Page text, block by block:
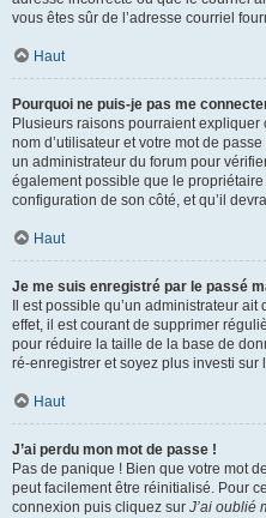
vous êtes sûr de l’adresse courriel
Haut
Pourquoi ne puis-je pas me
Plusieurs raisons pourraient
nom d’utilisateur et votre mot de
un administrateur du forum pour
également possible que le
configuration de son côté, et qu’il
Haut
Je me suis enregistré par le passé
Il est possible qu’un administrateur
effet, il est courant de supprimer
pour réduire la taille de la base de
ré-enregistrer et soyez plus investi sur
Haut
J’ai perdu mon mot de passe !
Pas de panique ! Bien que votre mot
peut facilement être réinitialisé. Pour
connexion puis cliquez sur J’ai oublié